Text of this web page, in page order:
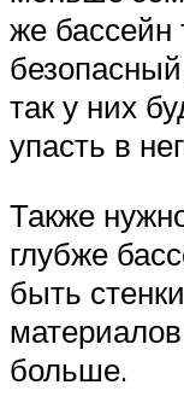
же бассейн
так у них
упасть в
Также
глубже
быть
больше.